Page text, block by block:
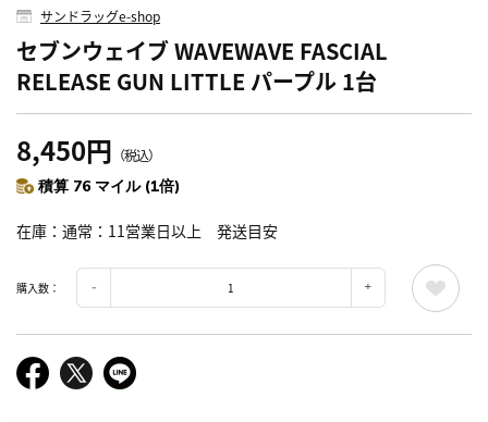
サンドラッグe-shop
セブンウェイブ WAVEWAVE FASCIAL
RELEASE GUN LITTLE パープル 1台
8,450円 （税込）
積算 76 マイル (1倍)
在庫 通常：11営業日以上 発送目安
購入数：